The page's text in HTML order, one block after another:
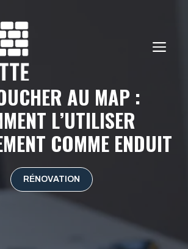
AU MAP :
L’UTILISER
COMME ENDUIT
RÉNOVATION